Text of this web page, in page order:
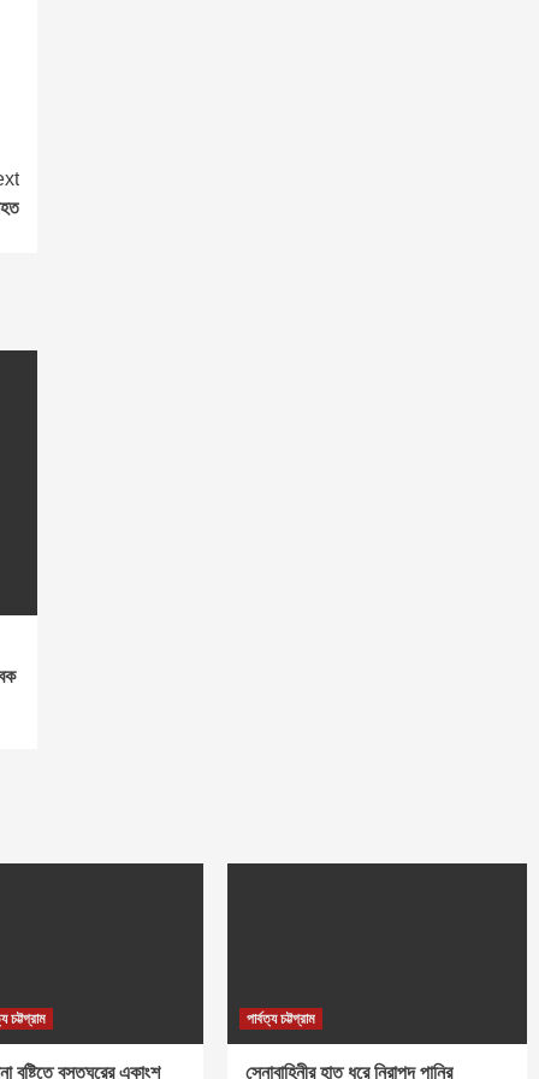
চট্টগ্রাম
বৃষ্টিতে বসতঘরের একাংশ
পার্বত্য চট্টগ্রাম
সেনাবাহিনীর হাত ধরে নিরাপদ পানির